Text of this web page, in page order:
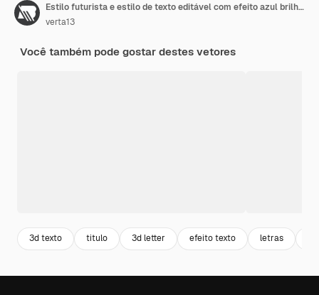
Estilo futurista e estilo de texto editável com efeito azul brilhante
verta13
Você também pode gostar destes vetores
3d texto titulo 3d letter efeito texto letras